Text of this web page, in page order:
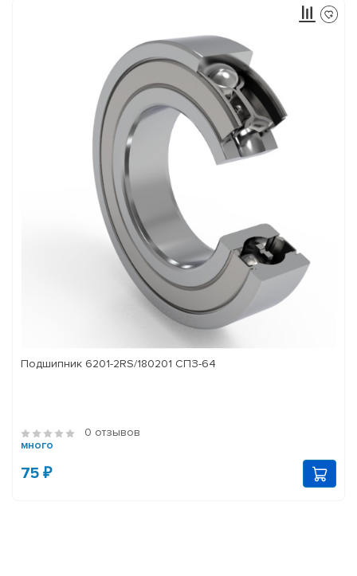
Подшипник 6201-2RS/180201 СПЗ-64
0 отзывов
много
75 ₽